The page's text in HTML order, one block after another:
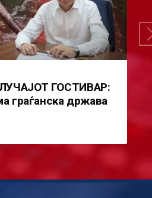
ГОСТИВАР:
граѓанска држава